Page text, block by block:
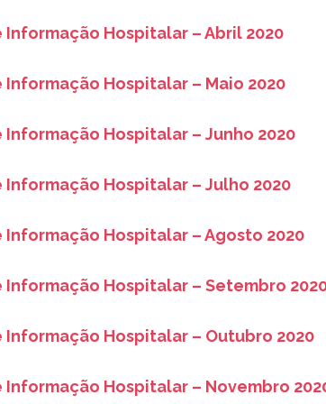
Informação Hospitalar – Abril 2020
Informação Hospitalar – Maio 2020
Informação Hospitalar – Junho 2020
Informação Hospitalar – Julho 2020
Informação Hospitalar – Agosto 2020
Informação Hospitalar – Setembro
Informação Hospitalar – Outubro 2020
Informação Hospitalar – Novembro